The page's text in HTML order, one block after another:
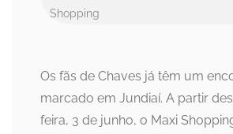
Shopping
Os fãs de Chaves já têm um
marcado em Jundiaí. A partir
feira, 3 de junho, o Maxi